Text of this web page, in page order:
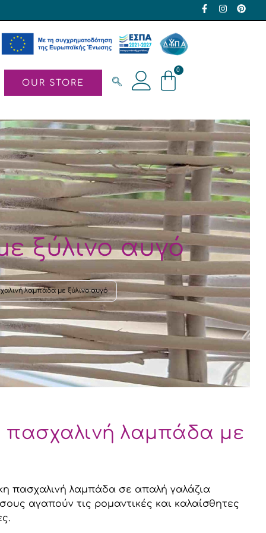
Γούρια – Χριστουγεννιάτικα δώρα
Στολίδια
Πασχαλινά δώρα
Λαμπάδες
Αξεσουάρ μαλλιών
OUR STORE
0
ξύλινο αυγό
λαμπάδα με ξύλινο αυγό
πασχαλινή λαμπάδα με
πασχαλινή λαμπάδα σε απαλή γαλάζια
αγαπούν τις ρομαντικές και καλαίσθητες